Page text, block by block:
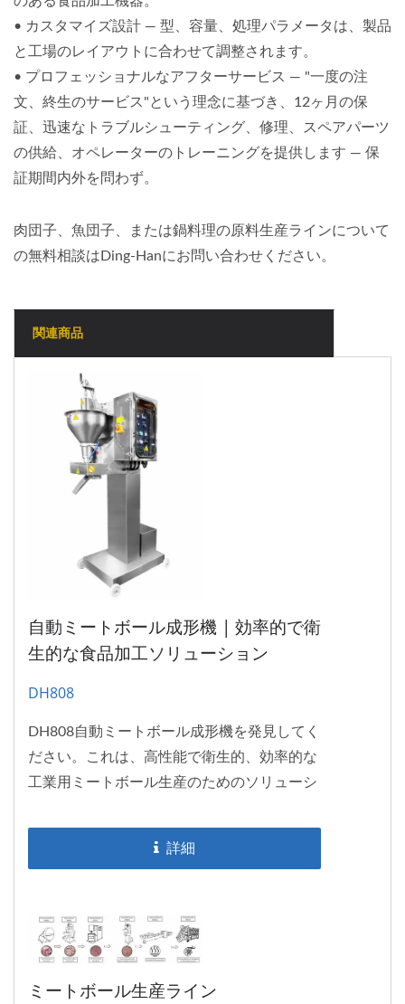
• カスタマイズ設計 — 型、容量、処理パラメータは、製品
と工場のレイアウトに合わせて調整されます。
• プロフェッショナルなアフターサービス — "一度の注
文、終生のサービス"という理念に基づき、12ヶ月の保
証、迅速なトラブルシューティング、修理、スペアパーツ
の供給、オペレーターのトレーニングを提供します — 保
証期間内外を問わず。
肉団子、魚団子、または鍋料理の原料生産ラインについて
の無料相談はDing-Hanにお問い合わせください。
関連商品
自動ミートボール成形機 | 効率的で衛
生的な食品加工ソリューション
DH808
DH808自動ミートボール成形機を発見してく
ださい。これは、高性能で衛生的、効率的な
工業用ミートボール生産のためのソリューシ
詳細
ミートボール生産ライン